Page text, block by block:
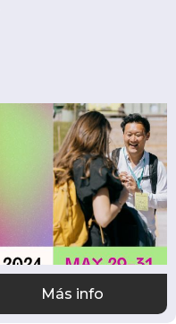
Más info